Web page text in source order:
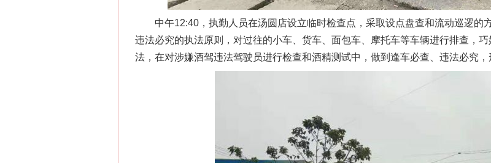
中午12:40，执勤人员在汤圆店设立临时检查点，采取设点盘查和流动巡逻的
违法必究的执法原则，对过往的小车、货车、面包车、摩托车等车辆进行排查，
法，在对涉嫌酒驾违法驾驶员进行检查和酒精测试中，做到逢车必查、违法必究，